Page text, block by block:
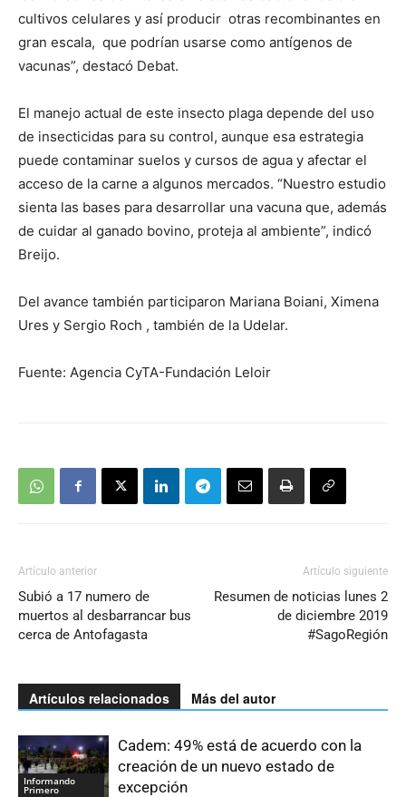
cultivos celulares y así producir otras recombinantes en
gran escala, que podrían usarse como antígenos de
vacunas”, destacó Debat.
El manejo actual de este insecto plaga depende del uso
de insecticidas para su control, aunque esa estrategia
puede contaminar suelos y cursos de agua y afectar el
acceso de la carne a algunos mercados. “Nuestro estudio
sienta las bases para desarrollar una vacuna que, además
de cuidar al ganado bovino, proteja al ambiente”, indicó
Breijo.
Del avance también participaron Mariana Boiani, Ximena
Ures y Sergio Roch , también de la Udelar.
Fuente: Agencia CyTA-Fundación Leloir
Artículo anterior
Subió a 17 numero de
muertos al desbarrancar bus
cerca de Antofagasta
Artículo siguiente
Resumen de noticias lunes 2
de diciembre 2019
#SagoRegión
Artículos relacionados Más del autor
Informando
Primero
Cadem: 49% está de acuerdo con la
creación de un nuevo estado de
excepción